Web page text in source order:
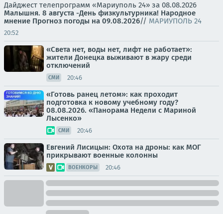
Дайджест телепрограмм «Мариуполь 24» за 08.08.2026
Малышня. 8 августа -День физкультурника! Народное
мнение Прогноз погоды на 09.08.2026// МАРИУПОЛЬ 24
20:52
«Света нет, воды нет, лифт не работает»:
жители Донецка выживают в жару среди
отключений
СМИ 20:46
«Готовь ранец летом»: как проходит
подготовка к новому учебному году?
08.08.2026. «Панорама Недели с Мариной
Лысенко»
СМИ 20:46
Евгений Лисицын: Охота на дроны: как МОГ
прикрывают военные колонны
ВОЕНКОРЫ 20:46